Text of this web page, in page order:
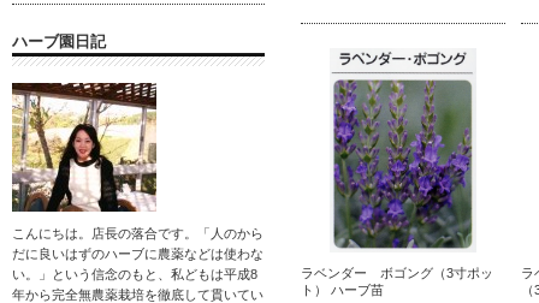
ラベンダー ボゴング（3寸ポッ
ト） ハーブ苗
ラ
ハーブ園日記
こんにちは。店長の落合です。「人のから
だに良いはずのハーブに農薬などは使わな
い。」という信念のもと、私どもは平成8
年から完全無農薬栽培を徹底して貫いてい